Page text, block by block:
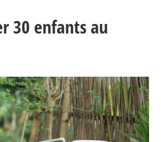
30 enfants au